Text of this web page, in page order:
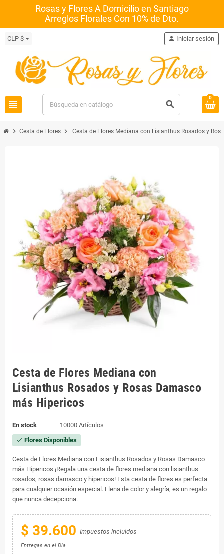
Rosas y Flores A Domicilio en Santiago
Arreglos Florales Con 10% de Dto.
CLP $
view_headline search
person Iniciar sesión
0
chevron_right Cesta de Flores chevron_right Cesta de Flores Mediana con Lisianthus Rosados y
Cesta de Flores Mediana con
Lisianthus Rosados y Rosas Damasco
más Hipericos
En stock 10000 Artículos
check Flores Disponibles
Cesta de Flores Mediana con Lisianthus Rosados y Rosas Damasco
más Hipericos ¡Regala una cesta de flores mediana con lisianthus
rosados, rosas damasco y hipericos! Esta cesta de flores es perfecta
para cualquier ocasión especial. Llena de color y alegría, es un regalo
que nunca decepciona.
$ 39.600 Impuestos incluidos
Entregas en el Día